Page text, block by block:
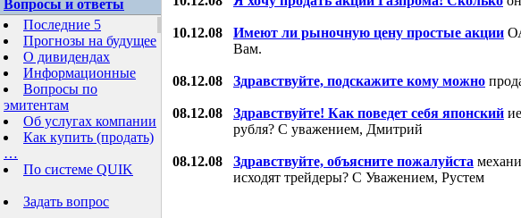
Вопросы и ответы
Последние 5
Прогнозы на будущее
О дивидендах
Информационные
Вопросы по
эмитентам
Об услугах компании
Как купить (продать)
…
По системе QUIK
Задать вопрос
10.12.08 Имеют ли рыночную цену простые акции
Вам.
08.12.08 Здравствуйте, подскажите кому можно
08.12.08 Здравствуйте! Как поведет себя японский
рубля? С уважением, Дмитрий
08.12.08 Здравствуйте, объясните пожалуйста
исходят трейдеры? С Уважением, Рустем